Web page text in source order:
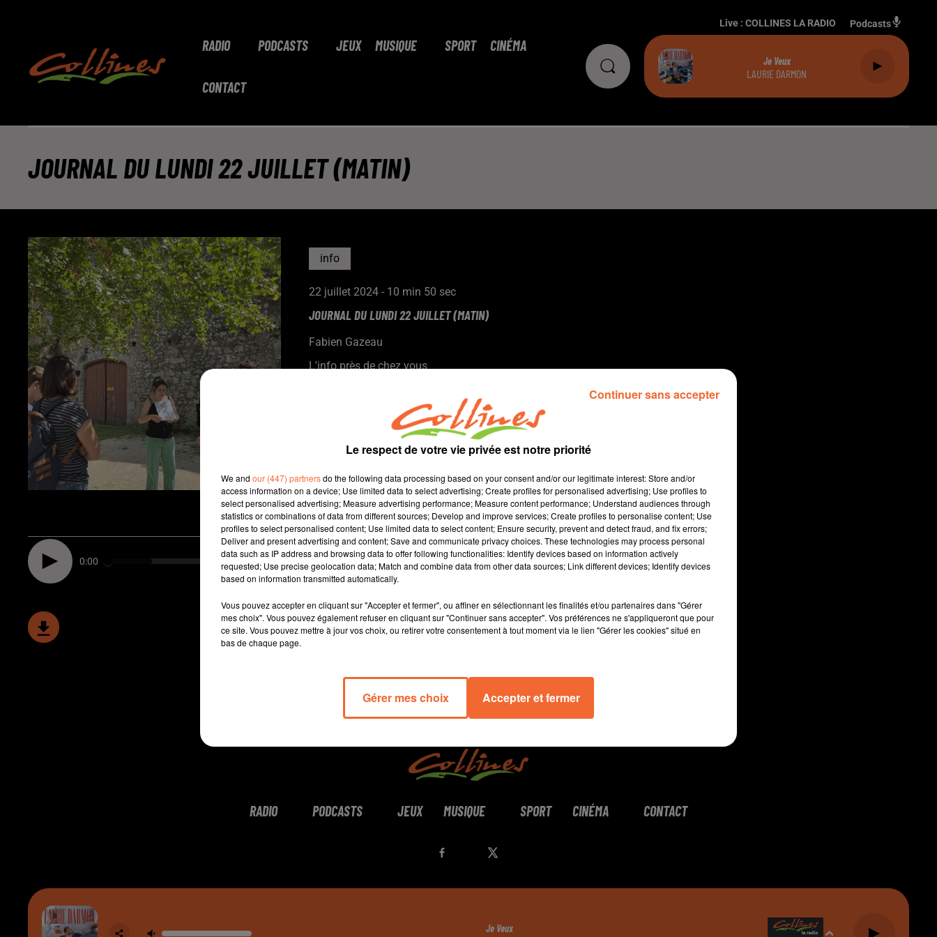
RADIO PODCASTS JEUX MUSIQUE SPORT CINÉMA
CONTACT
Live : COLLINES LA RADIO Podcasts
Je Veux
LAURIE DARMON
JOURNAL DU LUNDI 22 JUILLET (MATIN)
info
22 juillet 2024 - 10 min 50 sec
JOURNAL DU LUNDI 22 JUILLET (MATIN)
Fabien Gazeau
L'info près de chez vous
- Le mouvement anti-bassines a réuni des milliers de personnes
- On s'intéresse dans cette édition à Ambiance PLV, entreprise
bressuiraise.
- L'office de tourisme du Bocage bressuirais propose des visites
sensorielles (photo)
- Le mystérieux héritage, un spectacle vivant autour de l'Abbaye
de Beauchêne de Cerizay en août
0:00 10 min 50 sec
RADIO PODCASTS JEUX MUSIQUE SPORT CINÉMA CONTACT
Je Veux
Le respect de votre vie privée est notre priorité
We and our (447) partnersdo the following data processing based on your consent and/or our legitimate interest: Store and/or
access information on a device; Use limited data to select advertising; Create profiles for personalised advertising; Use profiles to
select personalised advertising; Measure advertising performance; Measure content performance; Understand audiences through
statistics or combinations of data from different sources; Develop and improve services; Create profiles to personalise content; Use
profiles to select personalised content; Use limited data to select content; Ensure security, prevent and detect fraud, and fix errors;
Deliver and present advertising and content; Save and communicate privacy choices. These technologies may process personal
data such as IP address and browsing data to offer following functionalities: Identify devices based on information actively
requested; Use precise geolocation data; Match and combine data from other data sources; Link different devices; Identify devices
based on information transmitted automatically.
Vous pouvez accepter en cliquant sur "Accepter et fermer", ou affiner en sélectionnant les finalités et/ou partenaires dans "Gérer
mes choix". Vous pouvez également refuser en cliquant sur "Continuer sans accepter". Vos préférences ne s'appliqueront que pour
ce site. Vous pouvez mettre à jour vos choix, ou retirer votre consentement à tout moment via le lien "Gérer les cookies" situé en
bas de chaque page.
Gérer mes choix Accepter et fermer
Continuer sans accepter